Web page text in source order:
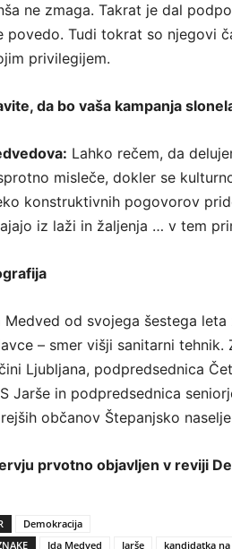
ne zmaga. Takrat je dal
povedo. Tudi tokrat so njegovi
privilegijem.
da bo vaša kampanja
Lahko rečem, da
misleče, dokler se
konstruktivnih pogovorov
iz laži in žaljenja … v tem
Medved od svojega šestega
– smer višji sanitarni
Ljubljana, podpredsednica
Jarše in podpredsednica
občanov Štepanjsko
prvotno objavljen v reviji
Demokracija
Ida Medved Jarše kandidatka